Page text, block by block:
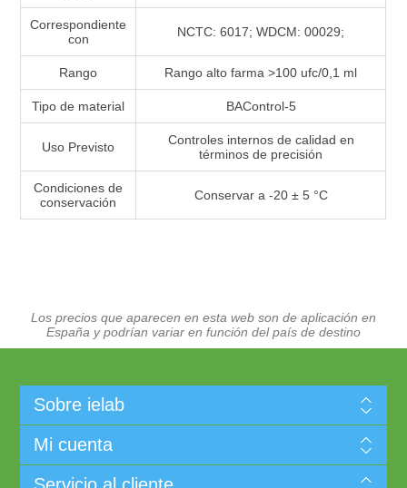
Correspondiente
con
NCTC: 6017; WDCM: 00029;
Rango Rango alto farma >100 ufc/0,1 ml
Tipo de material BAControl-5
Uso Previsto
Controles internos de calidad en
términos de precisión
Condiciones de
conservación
Conservar a -20 ± 5 °C
Los precios que aparecen en esta web son de aplicación en
España y podrían variar en función del país de destino
Sobre ielab
Mi cuenta